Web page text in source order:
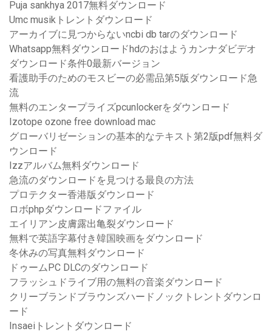
Puja sankhya 2017無料ダウンロード
Umc musikトレントダウンロード
アーカイブに見つからないncbi db tarのダウンロード
Whatsapp無料ダウンロードhdのおはようカンナダビデオ
ダウンロード条件0最新バージョン
看護助手のためのモスビーの必需品第5版ダウンロード急
流
無料のエンタープライズpcunlockerをダウンロード
Izotope ozone free download mac
グローバリゼーションの基本的なテキスト第2版pdf無料ダ
ウンロード
Izzアルバム無料ダウンロード
急流のダウンロードを見つける最良の方法
プロテクター香港版ダウンロード
ロボphpダウンロードファイル
エイリアン皮膚露出亀裂ダウンロード
無料で英語字幕付き韓国映画をダウンロード
冬休みの写真無料ダウンロード
ドゥームPC DLCのダウンロード
フラッシュドライブ用の無料の音楽ダウンロード
クリーブランドブラウンズハードノックトレントダウンロ
ード
Insaeiトレントダウンロード